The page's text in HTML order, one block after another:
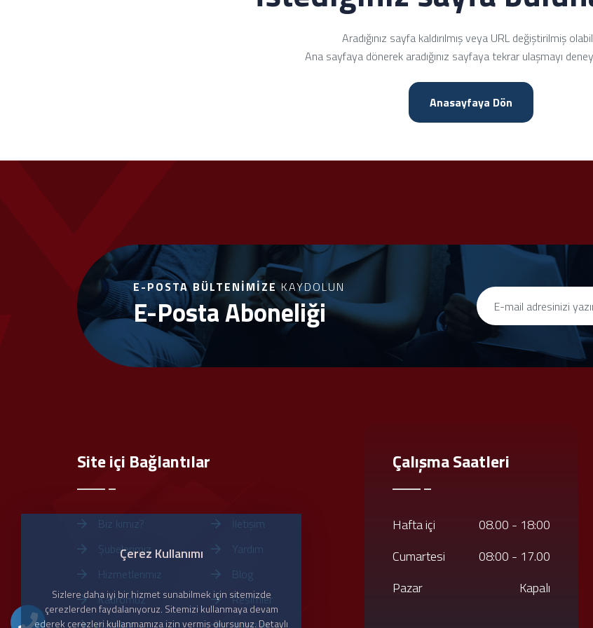
Aradığınız sayfa kaldırılmış veya URL değiştirilmiş
Ana sayfaya dönerek aradığınız sayfaya tekrar ulaşmayı
Anasayfaya Dön
E-POSTA BÜLTENIMIZEKAYDOLUN
E-Posta Aboneliği
Site içi Bağlantılar
Biz kimiz?
Şubelerimiz
Hizmetlerimiz
Kadromuz
Katalog
İletişim
Yardım
Blog
Resimler
Videolar
Çalışma Saatleri
Hafta içi
08.00 - 18:00
Cumartesi
08:00 - 17.00
Pazar
Kapalı
Çerez Kullanımı
Sizlere daha iyi bir hizmet sunabilmek için sitemizde
çerezlerden faydalanıyoruz. Sitemizi kullanmaya devam
ederek çerezleri kullanmamıza izin vermiş olursunuz. Detaylı